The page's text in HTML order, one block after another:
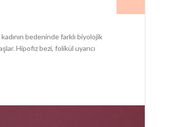
bedeninde farklı biyolojik
Hipofiz bezi, folikül uyarıcı